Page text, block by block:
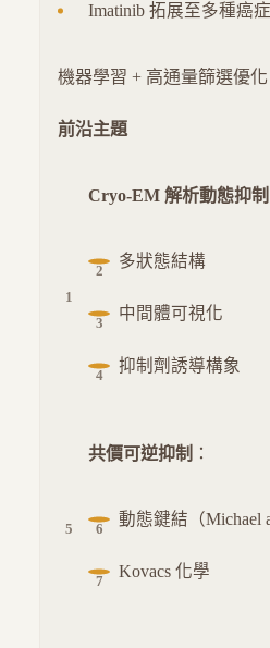
Imatinib 拓展至多種癌症
機器學習 + 高通量篩選優化
前沿主題
Cryo-EM 解析動態抑制
多狀態結構
中間體可視化
抑制劑誘導構象
共價可逆抑制 ：
動態鍵結（Michael
Kovacs 化學